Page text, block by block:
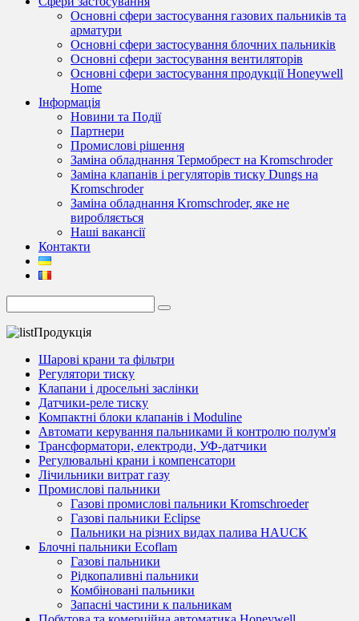
Основні сфери застосування газових пальників та
арматури
Основні сфери застосування блочних пальників
Основні сфери застосування вентиляторів
Основні сфери застосування продукції Honeywell
Home
Інформація
Новини та Події
Партнери
Промислові рішення
Заміна обладнання Термобрест на Kromschroder
Заміна клапанів і регуляторів тиску Dungs на
Kromschroder
Заміна обладнання Kromschroder, яке не
виробляється
Наші вакансії
Контакти
Продукція
Шарові крани та фільтри
Регулятори тиску
Клапани і дросельні заслінки
Датчики-реле тиску
Компактні блоки клапанів і Moduline
Автомати керування пальниками й контролю полум'я
Трансформатори, електроди, УФ-датчики
Регулювальні крани і компенсатори
Лічильники витрат газу
Промислові пальники
Газові промислові пальники Kromschroeder
Газові пальники Eclipse
Пальники на різних видах палива HAUCK
Блочні пальники Ecoflam
Газові пальники
Рідкопаливні пальники
Комбіновані пальники
Запасні частини к пальникам